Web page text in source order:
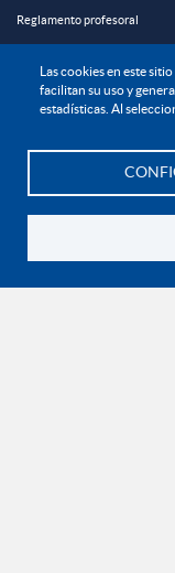
Las cookies en este
facilitan su uso y
estadísticas. Al
Reglamento profesoral
Política de protección de